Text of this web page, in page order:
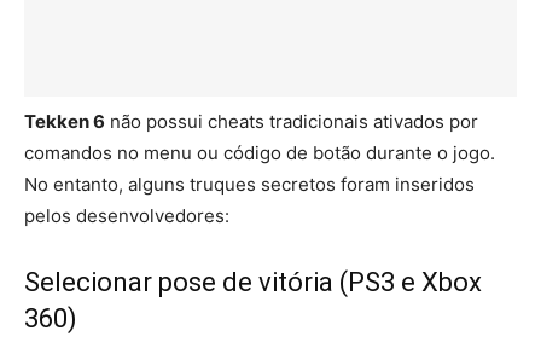
Tekken 6 não possui cheats tradicionais ativados por
comandos no menu ou código de botão durante o jogo.
No entanto, alguns truques secretos foram inseridos
pelos desenvolvedores:
Selecionar pose de vitória (PS3 e Xbox
360)